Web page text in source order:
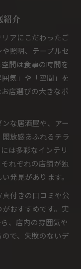
紹介
アにこだわったご
照明、テーブルセ
間は食事の時間を
気」や「空間」を
店選びの大きなポ
な居酒屋や、アー
放感あふれるテラ
は多彩なインテリ
れぞれの店舗が独
発見があります。
付きの口コミや公
おすすめです。実
、店内の雰囲気や
で、失敗のないデ